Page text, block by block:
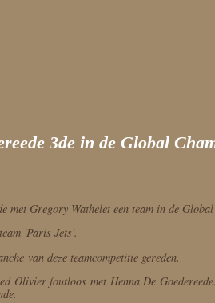
3de in de Global
Gregory Wathelet een team in de
'Paris Jets'.
van deze teamcompetitie gereden.
Olivier foutloos met Henna De